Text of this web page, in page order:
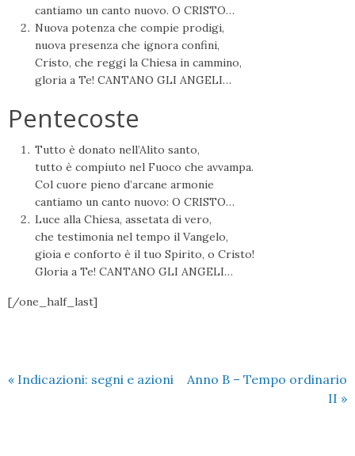
cantiamo un canto nuovo. O CRISTO…
Nuova potenza che compie prodigi,
nuova presenza che ignora confini,
Cristo, che reggi la Chiesa in cammino,
gloria a Te! CANTANO GLI ANGELI…
Pentecoste
Tutto è donato nell’Alito santo,
tutto è compiuto nel Fuoco che avvampa.
Col cuore pieno d’arcane armonie
cantiamo un canto nuovo: O CRISTO…
Luce alla Chiesa, assetata di vero,
che testimonia nel tempo il Vangelo,
gioia e conforto è il tuo Spirito, o Cristo!
Gloria a Te! CANTANO GLI ANGELI…
[/one_half_last]
« Indicazioni: segni e azioni
Anno B – Tempo ordinario
II »